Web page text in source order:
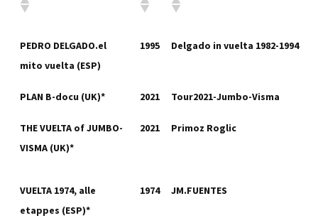
PEDRO DELGADO.el
mito vuelta (ESP)
1995 Delgado in vuelta 1982-1994
PLAN B-docu (UK)* 2021 Tour2021-Jumbo-Visma
THE VUELTA of JUMBO-
VISMA (UK)*
2021 Primoz Roglic
VUELTA 1974, alle
etappes (ESP)*
1974 JM.FUENTES